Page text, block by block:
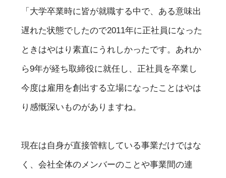
「大学卒業時に皆が就職する中で、ある意味出
遅れた状態でしたので2011年に正社員になった
ときはやはり素直にうれしかったです。あれか
ら9年が経ち取締役に就任し、正社員を卒業し
今度は雇用を創出する立場になったことはやは
り感慨深いものがありますね。
現在は自身が直接管轄している事業だけではな
く、会社全体のメンバーのことや事業間の連